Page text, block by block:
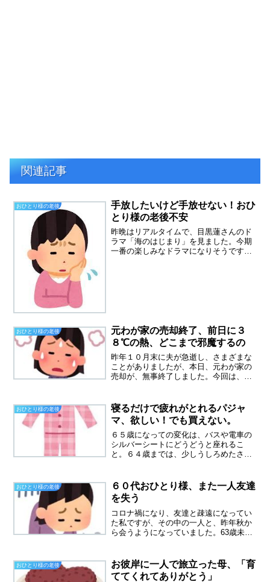
関連記事
おひとり様の老後
手放したいけど手放せない！おひ
とり様の老後不安
昨晩はリアルタイムで、目黒蓮さんのド
ラマ「海のはじまり」を見ました。今期
一番の楽しみなドラマになりそうです。
おひとり様の老後
元わが家の売却終了、前日に３
８℃の熱、どこまで邪魔するの
昨年１０月末に夫が急逝し、さまざまな
ことがありましたが、本日、元わが家の
売却が、無事終了しました。今回は、梯
です。しかし、ここに来るまでいろいろ
ありました。夫が亡くなっ...
おひとり様の老後
寝るだけで疲れがとれるパジャ
マ、欲しい！でも買えない。
６５歳になっての変化は、バスや電車の
シルバーシートにどうどうと座れるこ
と。６４歳までは、少しうしろめたさが
ーキかけられると、つかまっていても転
びそうになります。で、なる...
おひとり様の老後
６０代おひとり様、また一人友達
を失う
コロナ禍になり、友達と疎遠になってい
た私ですが、その中の一人と、昨年秋か
ら会うようになっていました。63歳未亡
きつい性格が苦手でした。彼女も暇、私
も暇ということで、会う...
おひとり様の老後
お彼岸に一人で旅立った母、「育
ててくれてありがとう」